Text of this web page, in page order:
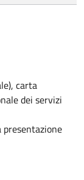
carta
dei servizi